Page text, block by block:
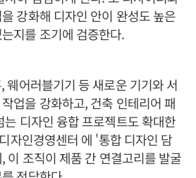
강화해 디자인 안이 완성도 높은
지를 조기에 검증한다.
웨어러블기기 등 새로운 기기와 서
업을 강화하고, 건축 인테리어 패
디자인 융합 프로젝트도 확대한
자인경영센터 에 '통합 디자인 담
이 조직이 제품 간 연결고리를 발굴